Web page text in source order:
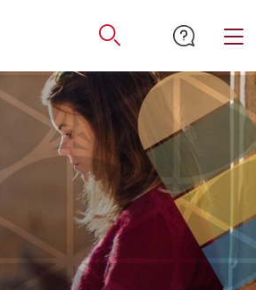
Obrir Cercador